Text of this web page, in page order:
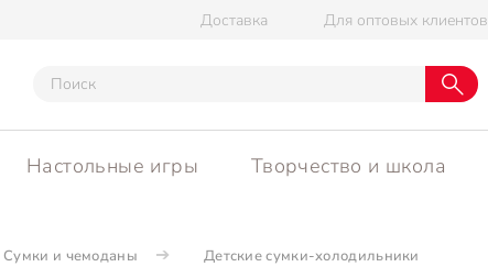
Доставка Для оптовых клиентов
Настольные игры Творчество и школа
Сумки и чемоданы Детские сумки-холодильники